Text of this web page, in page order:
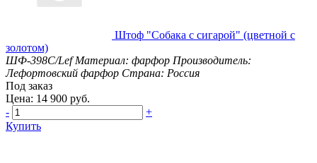
Штоф "Собака с сигарой" (цветной с
золотом)
ШФ-398С/Lef Материал: фарфор Производитель:
Лефортовский фарфор Страна: Россия
Под заказ
Цена: 14 900 руб.
-
+
Купить